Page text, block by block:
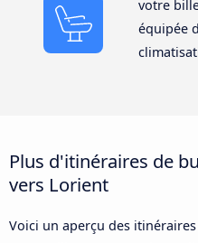
votre
équipée
Plus d'itinéraires de
vers Lorient
Voici un aperçu des